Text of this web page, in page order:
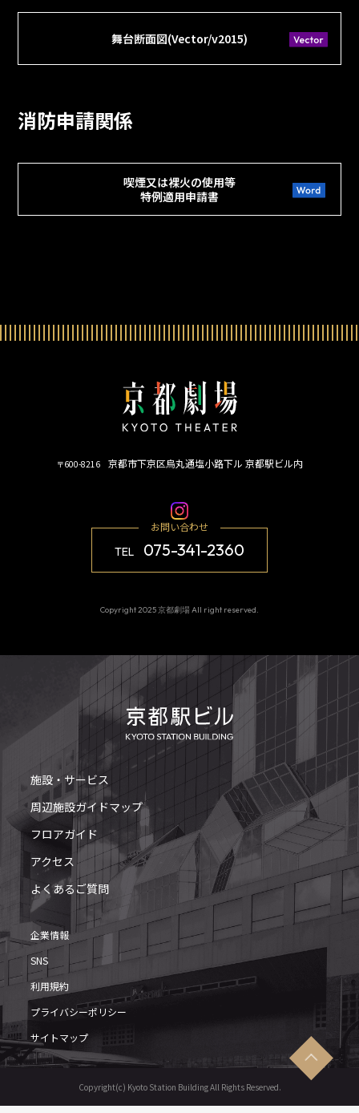
舞台断面図(Vector/v2015)
消防申請関係
喫煙又は裸火の使用等
特例適用申請書
〒600-8216 京都市下京区烏丸通塩小路下ル 京都駅ビル内
お問い合わせ
TEL 075-341-2360
Copyright 2025 京都劇場 All right reserved.
施設・サービス
周辺施設ガイドマップ
フロアガイド
アクセス
よくあるご質問
企業情報
SNS
利用規約
プライバシーポリシー
サイトマップ
Copyright(c) Kyoto Station Building All Rights Reserved.